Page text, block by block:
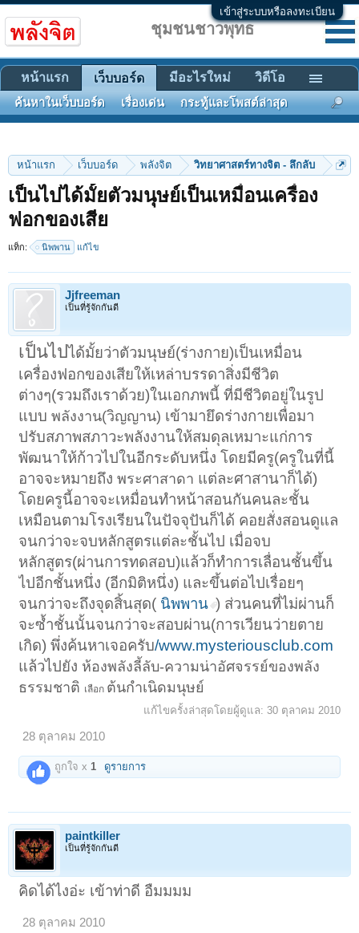
เข้าสู่ระบบหรือลงทะเบียน
หน้าแรก เว็บบอร์ด พลังจิต วิทยาศาสตร์ทางจิต - ลึกลับ
เป็นไปได้มั้ยตัวมนุษย์เป็นเหมื่อนเครื่อง
ฟอกของเสีย
แท็ก: นิพพาน แก้ไข
Jjfreeman
เป็นที่รู้จักกันดี
เป็นไปได้มั้ยว่าตัวมนุษย์(ร่างกาย)เป็นเหมื่อน
เครื่องฟอกของเสียให้เหล่าบรรดาสิ่งมีชีวิต
ต่างๆ(รวมถึงเราด้วย)ในเอกภพนี้ ที่มีชีวิตอยู่ในรูป
แบบพลังงาน(วิญญาน) เข้ามายึดร่างกายเพื่อมา
ปรับสภาพสภาวะพลังงานให้สมดุลเหมาะแก่การ
พัฒนาให้ก้าวไปในอีกระดับหนึ่ง โดยมีครู(ครูในที่นี้
อาจจะหมายถึงพระศาสาดา แต่ละศาสานาก็ได้)
โดยครูนี้อาจจะเหมื่อนทำหน้าสอนกันคนละชั้น
เหมือนตามโรงเรียนในปัจจุปันก็ได้ คอยสั่งสอนดูแล
จนกว่าจะจบหลักสูตรแต่ละชั้นไป เมื่อจบ
หลักสูตร(ผ่านการทดสอบ)แล้วก็ทำการเลื่อนชั้นขึ้น
ไปอีกชั้นหนึ่ง (อีกมิติหนึ่ง) และขึ้นต่อไปเรื่อยๆ
จนกว่าจะถึงจุดสิ้นสุด( นิพพาน ) ส่วนคนที่ไม่ผ่านก็
จะซ้ำชั้นนั้นจนกว่าจะสอบผ่าน(การเวียนว่ายตาย
เกิด) พึ่งค้นหาเจอครับ/www.mysteriousclub.com
แล้วไปยัง ห้องพลังลี้ลับ-ความน่าอัศจรรย์ของพลัง
ธรรมชาติ เลือก ต้นกำเนิดมนุษย์
แก้ไขครั้งล่าสุดโดยผู้ดูแล: 30 ตุลาคม 2010
28 ตุลาคม 2010
ถูกใจ x1 ดูรายการ
paintkiller
เป็นที่รู้จักกันดี
คิดได้ไงอ่ะ เข้าท่าดี อืมมมม
28 ตุลาคม 2010
ชุมชนชาวพุทธ
หน้าแรก เว็บบอร์ด
ค้นหาในเว็บบอร์ด เรื่องเด่น กระทู้และโพสต์ล่าสุด
มีอะไรใหม่ วิดีโอ